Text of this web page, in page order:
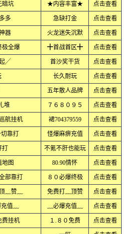
暗坑 ★内容丰富★ 点击查看
多 急缺打金 点击查看
器 火龙迷失沉默 点击查看
全爆 ╋首战首区╋ 点击查看
╱ 首沙奖干货 点击查看
长久耐玩 点击查看
五年散人品牌 点击查看
堆 ７６８０９５ 点击查看
航挂机 裙704379559 点击查看
靠打 怪爆麻痹充值 点击查看
不氪不肝也能玩 点击查看
图 80.90情怀 点击查看
靠打 ８０必爆终极 点击查看
﹏赞﹏ 免费打﹏顶赞 点击查看
充值﹏ ﹏必爆充值﹏ 点击查看
挂机 １.８０免费 点击查看